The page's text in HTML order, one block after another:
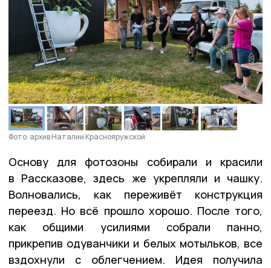
Фото: архив Наталии Краснояружской
Основу для фотозоны собирали и красили
в Рассказове, здесь же укрепляли и чашку.
Волновались, как переживёт конструкция
переезд. Но всё прошло хорошо. После того,
как общими усилиями собрали панно,
прикрепив одуванчики и белых мотыльков, все
вздохнули с облегчением. Идея получила